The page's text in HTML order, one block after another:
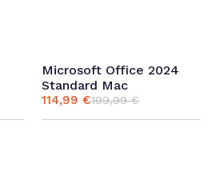
Microsoft Office 2024
Standard Mac
199,99€
Ursprünglicher
Preis
114,99€
Aktueller
Preis